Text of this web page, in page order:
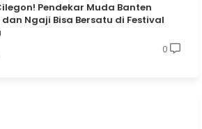
Pendekar Muda Banten
Ngaji Bisa Bersatu di Festival
0